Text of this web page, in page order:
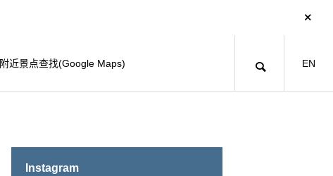
附近景点查找(Google Maps) EN
Instagram